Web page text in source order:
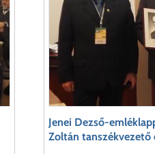
Jenei Dezső-
Zoltán tanszékvezető